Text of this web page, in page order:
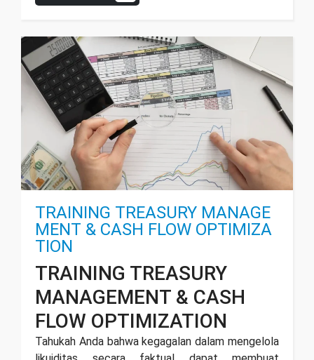
TRAINING TREASURY MANAGE
MENT & CASH FLOW OPTIMIZA
TION
TRAINING TREASURY
MANAGEMENT & CASH
FLOW OPTIMIZATION
Tahukah Anda bahwa kegagalan dalam mengelola